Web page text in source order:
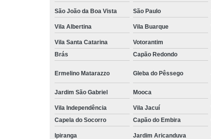
São João da Boa Vista São Paulo
Vila Albertina Vila Buarque
Vila Santa Catarina Votorantim
Brás
Capão Redondo
Ermelino Matarazzo Gleba do Pêssego
Jardim São Gabriel Mooca
Vila Independência Vila Jacuí
Capela do Socorro
Capão do Embira
Ipiranga Jardim Aricanduva